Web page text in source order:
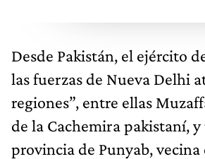
Desde Pakistán, el ejército
las fuerzas de Nueva Delhi
regiones”, entre ellas
de la Cachemira pakistaní,
provincia de Punyab,